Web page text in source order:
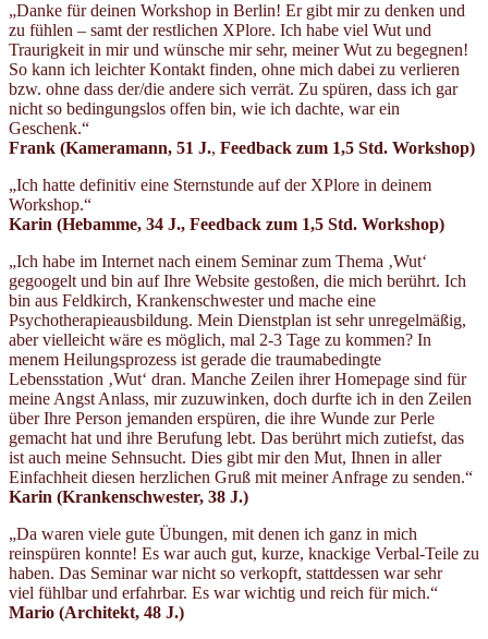
„Danke für deinen Workshop in Berlin! Er gibt mir zu denken und
zu fühlen – samt der restlichen XPlore. Ich habe viel Wut und
Traurigkeit in mir und wünsche mir sehr, meiner Wut zu begegnen!
So kann ich leichter Kontakt finden, ohne mich dabei zu verlieren
bzw. ohne dass der/die andere sich verrät. Zu spüren, dass ich gar
nicht so bedingungslos offen bin, wie ich dachte, war ein
Geschenk.“
Frank (Kameramann, 51 J., Feedback zum 1,5 Std. Workshop)
„Ich hatte definitiv eine Sternstunde auf der XPlore in deinem
Workshop.“
Karin (Hebamme, 34 J., Feedback zum 1,5 Std. Workshop)
„Ich habe im Internet nach einem Seminar zum Thema ‚Wut‘
gegoogelt und bin auf Ihre Website gestoßen, die mich berührt. Ich
bin aus Feldkirch, Krankenschwester und mache eine
Psychotherapieausbildung. Mein Dienstplan ist sehr unregelmäßig,
aber vielleicht wäre es möglich, mal 2-3 Tage zu kommen? In
menem Heilungsprozess ist gerade die traumabedingte
Lebensstation ‚Wut‘ dran. Manche Zeilen ihrer Homepage sind für
meine Angst Anlass, mir zuzuwinken, doch durfte ich in den Zeilen
über Ihre Person jemanden erspüren, die ihre Wunde zur Perle
gemacht hat und ihre Berufung lebt. Das berührt mich zutiefst, das
ist auch meine Sehnsucht. Dies gibt mir den Mut, Ihnen in aller
Einfachheit diesen herzlichen Gruß mit meiner Anfrage zu senden.“
Karin (Krankenschwester, 38 J.)
„Da waren viele gute Übungen, mit denen ich ganz in mich
reinspüren konnte! Es war auch gut, kurze, knackige Verbal-Teile zu
haben. Das Seminar war nicht so verkopft, stattdessen war sehr
viel fühlbar und erfahrbar. Es war wichtig und reich für mich.“
Mario (Architekt, 48 J.)